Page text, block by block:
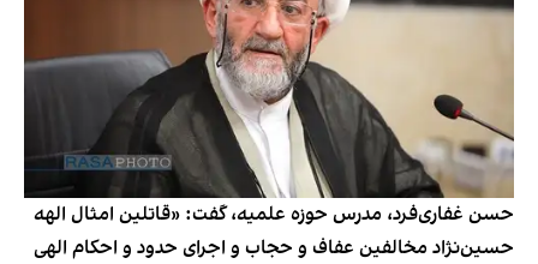
حسن غفاری‌فرد،‌ مدرس حوزه علمیه،‌ گفت: «قاتلین امثال الهه
حسین‌نژاد مخالفین عفاف و حجاب و اجرای حدود و احکام الهی